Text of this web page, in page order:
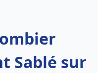
Sablé sur